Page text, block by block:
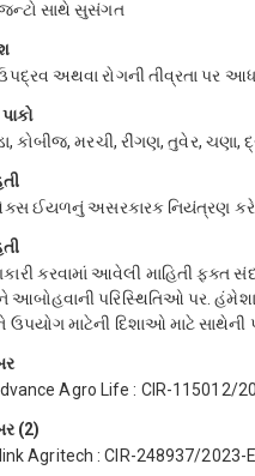
સાથે સુસંગત
અથવા રોગની તીવ્રતા પર
કોબીજ, મરચી, રીંગણ, તુવેર, ચણા,
ઈયળનું અસરકારક નિયંત્રણ
કરવામાં આવેલી માહિતી ફક્ત
આબોહવાની પરિસ્થિતિઓ પર.
ઉપયોગ માટેની દિશાઓ માટે સાથેની
Agro Life : CIR-115012/
(2)
Agritech : CIR-248937/